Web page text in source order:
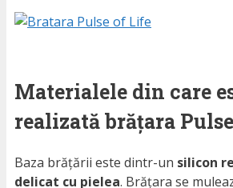
Materialele din care
realizată brățara
Baza brățării este dintr-un silicon
delicat cu pielea. Brățara se